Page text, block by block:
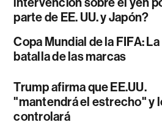
parte de EE. UU. y Japón?
Copa Mundial de la FIFA: La
batalla de las marcas
Trump afirma que EE.UU.
"mantendrá el estrecho" y
controlará